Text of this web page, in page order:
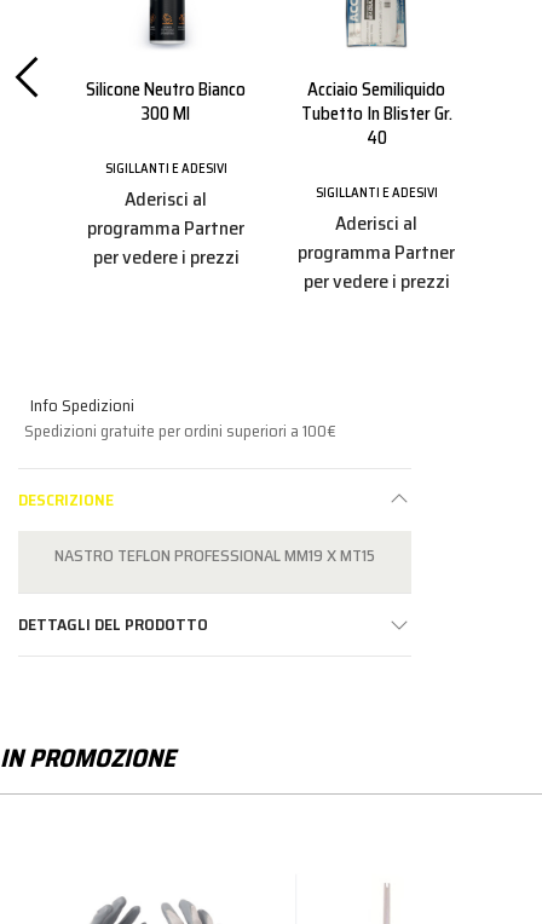
Gr.
Silicone Neutro Bianco
300 Ml
SIGILLANTI E ADESIVI
Aderisci al
programma Partner
per vedere i prezzi
Acciaio Semiliquido
Tubetto In Blister Gr.
40
SIGILLANTI E ADESIVI
Aderisci al
programma Partner
per vedere i prezzi
Info Spedizioni
Spedizioni gratuite per ordini superiori a 100€
DESCRIZIONE
NASTRO TEFLON PROFESSIONAL MM19 X MT15
DETTAGLI DEL PRODOTTO
IN PROMOZIONE